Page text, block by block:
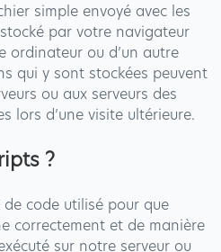
simple envoyé avec les
par votre navigateur
ordinateur ou d’un autre
qui y sont stockées peuvent
ou aux serveurs des
lors d’une visite ultérieure.
?
code utilisé pour que
correctement et de manière
sur notre serveur ou